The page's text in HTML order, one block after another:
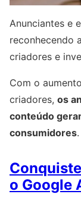
Anunciantes e
reconhecendo
criadores e
Com o
criadores, os
conteúdo
consumidores.
o Google